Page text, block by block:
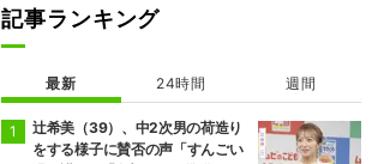
記事ランキング
最新 24時間 週間
辻希美（39）、中2次男の荷造り
をする様子に賛否の声「すんごい